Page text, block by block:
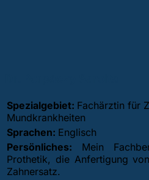
Spezialgebiet: Fachärztin für
Mundkrankheiten
Sprachen: Englisch
Persönliches: Mein
Prothetik, die Anfertigung
Zahnersatz.